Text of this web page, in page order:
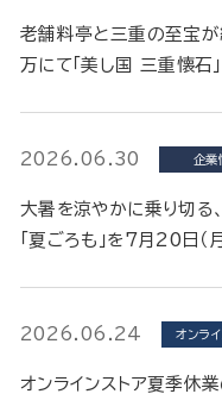
老舗料亭と三重の至宝が
万にて「美し国 三重懐石
2026.06.30 企業
大暑を涼やかに乗り切る
「夏ごろも」を7月20日（
2026.06.24 オンラ
オンラインストア夏季休